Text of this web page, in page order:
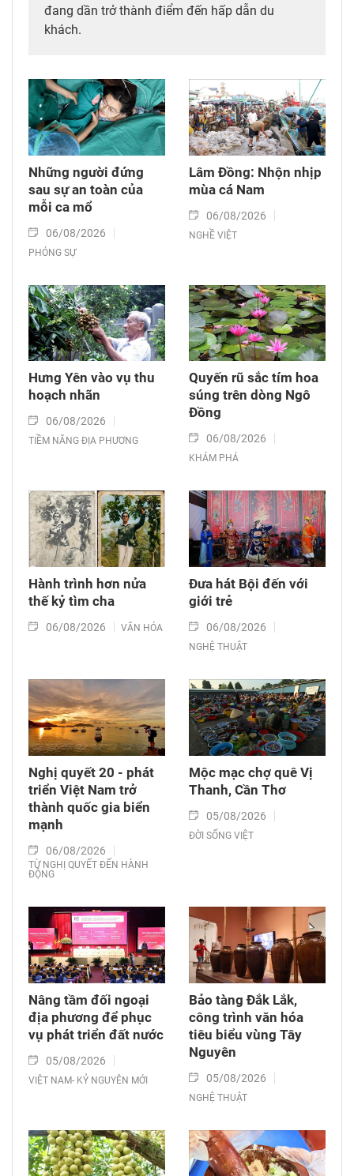
đang dần trở thành điểm đến hấp dẫn du
khách.
Những người đứng
sau sự an toàn của
mỗi ca mổ
06/08/2026
PHÓNG SỰ
Lâm Đồng: Nhộn nhịp
mùa cá Nam
06/08/2026
NGHỀ VIỆT
Hưng Yên vào vụ thu
hoạch nhãn
06/08/2026
TIỀM NĂNG ĐỊA PHƯƠNG
Quyến rũ sắc tím hoa
súng trên dòng Ngô
Đồng
06/08/2026
KHÁM PHÁ
Hành trình hơn nửa
thế kỷ tìm cha
06/08/2026 VĂN HÓA
Đưa hát Bội đến với
giới trẻ
06/08/2026
NGHỆ THUẬT
Nghị quyết 20 - phát
triển Việt Nam trở
thành quốc gia biển
mạnh
06/08/2026
TỪ NGHỊ QUYẾT ĐẾN HÀNH
ĐỘNG
Mộc mạc chợ quê Vị
Thanh, Cần Thơ
05/08/2026
ĐỜI SỐNG VIỆT
Nâng tầm đối ngoại
địa phương để phục
vụ phát triển đất nước
05/08/2026
VIỆT NAM- KỶ NGUYÊN MỚI
Bảo tàng Đắk Lắk,
công trình văn hóa
tiêu biểu vùng Tây
Nguyên
05/08/2026
NGHỆ THUẬT